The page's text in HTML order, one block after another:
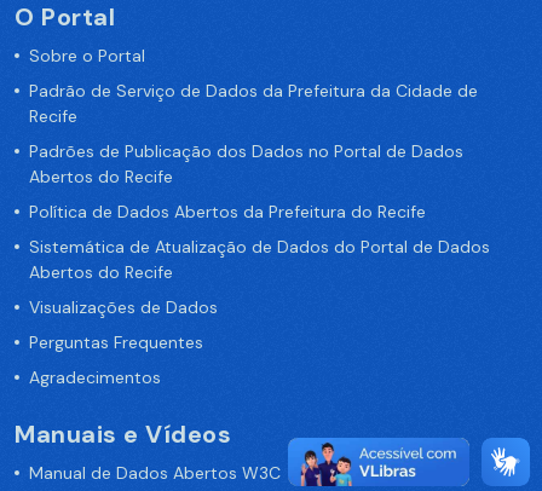
O Portal
Sobre o Portal
Padrão de Serviço de Dados da Prefeitura da Cidade de
Recife
Padrões de Publicação dos Dados no Portal de Dados
Abertos do Recife
Política de Dados Abertos da Prefeitura do Recife
Sistemática de Atualização de Dados do Portal de Dados
Abertos do Recife
Visualizações de Dados
Perguntas Frequentes
Agradecimentos
Manuais e Vídeos
Manual de Dados Abertos W3C